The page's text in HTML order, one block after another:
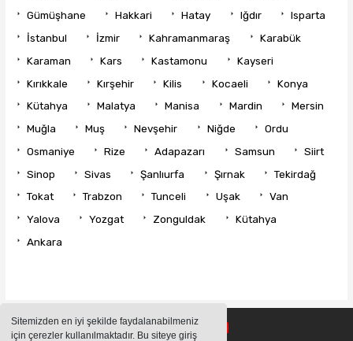
Sitemizden en iyi şekilde faydalanabilmeniz
için çerezler kullanılmaktadır. Bu siteye giriş
Gümüşhane
Hakkari Hatay Iğdır
Isparta
İstanbul
İzmir Kahramanmaraş
Karabük
Karaman
Kars Kastamonu
Kayseri
Kırıkkale
Kırşehir Kilis Kocaeli
Konya
Kütahya
Malatya Manisa Mardin
Mersin
Muğla
Muş Nevşehir Niğde
Ordu
Osmaniye
Rize Adapazarı Samsun
Siirt
Sinop
Sivas Şanlıurfa Şırnak
Tekirdağ
Tokat
Trabzon Tunceli Uşak
Van
Yalova
Yozgat Zonguldak
Kütahya
Ankara